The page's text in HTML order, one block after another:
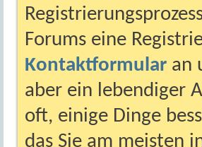
Forums eine
Kontaktformular an
aber ein lebendiger
oft, einige Dinge
das Sie am meisten